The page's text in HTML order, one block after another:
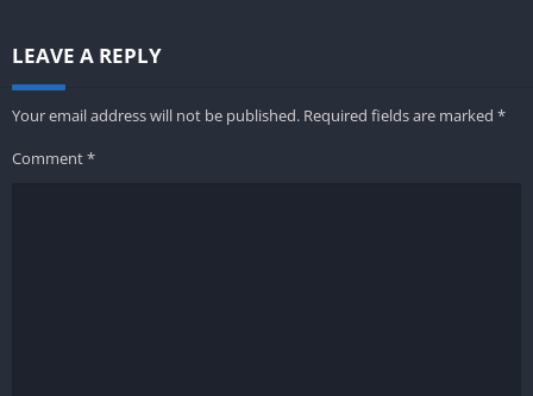
LEAVE A REPLY
Your email address will not be published. Required fields are marked *
Comment*